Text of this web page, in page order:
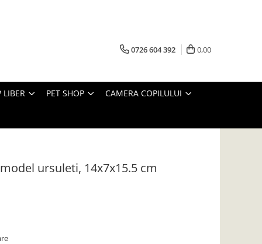
0726 604 392 0,00
LIBER PET SHOP CAMERA COPILULUI
ursuleti, 14x7x15.5 cm